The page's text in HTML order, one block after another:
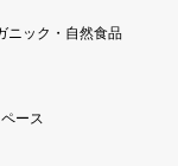
ニック・自然食品
ース